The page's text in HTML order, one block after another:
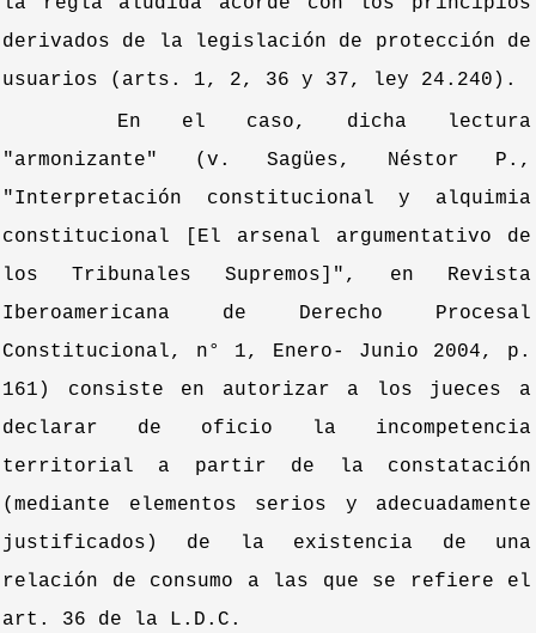
derivados de la legislación de protección de
usuarios (arts. 1, 2, 36 y 37, ley 24.240).
En el caso, dicha lectura
"armonizante" (v. Sagües, Néstor P.,
"Interpretación constitucional y alquimia
constitucional [El arsenal argumentativo de
los Tribunales Supremos]", en Revista
Iberoamericana de Derecho Procesal
Constitucional, n° 1, Enero- Junio 2004, p.
161) consiste en autorizar a los jueces a
declarar de oficio la incompetencia
territorial a partir de la constatación
(mediante elementos serios y adecuadamente
justificados) de la existencia de una
relación de consumo a las que se refiere el
art. 36 de la L.D.C.